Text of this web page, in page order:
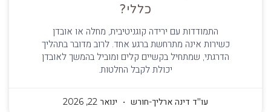
כללי?
התמודדות עם ירידה קוגניטיבית, מחלה או אובדן
כשירות אינה מתרחשת ברגע אחד. לרוב מדובר בתהליך
הדרגתי, שמתחיל בקשיים קלים ומוביל בהמשך לאובדן
יכולת לקבל החלטות.
עו''ד דינה ארליך-חורש ינואר 22, 2026